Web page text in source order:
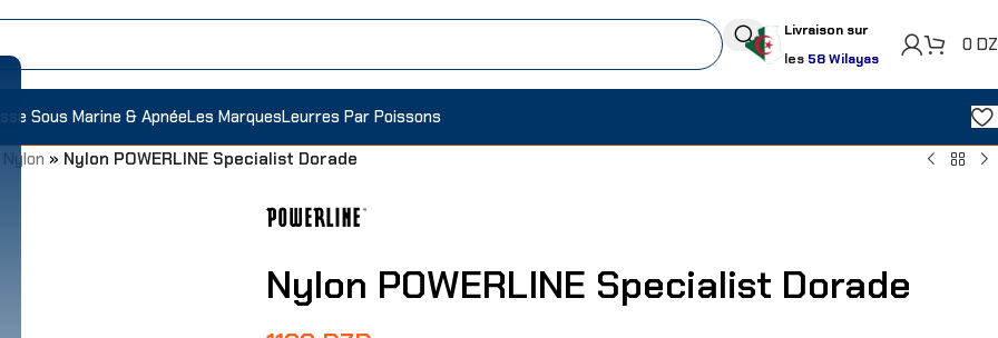
Livraison sur
les 58 Wilayas
0
Sous Marine & ApnéeLes MarquesLeurres Par Poissons
Nylon » Nylon POWERLINE Specialist Dorade
Nylon POWERLINE Specialist Dorade